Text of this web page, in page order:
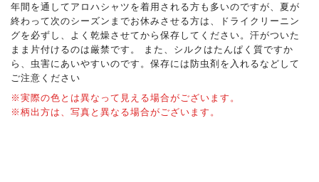
年間を通してアロハシャツを着用される方も多いのですが、夏が
終わって次のシーズンまでお休みさせる方は、ドライクリーニン
グを必ずし、よく乾燥させてから保存してください。汗がついた
まま片付けるのは厳禁です。 また、シルクはたんぱく質ですか
ら、虫害にあいやすいのです。保存には防虫剤を入れるなどして
ご注意ください
※実際の色とは異なって見える場合がございます。
※柄出方は、写真と異なる場合がございます。